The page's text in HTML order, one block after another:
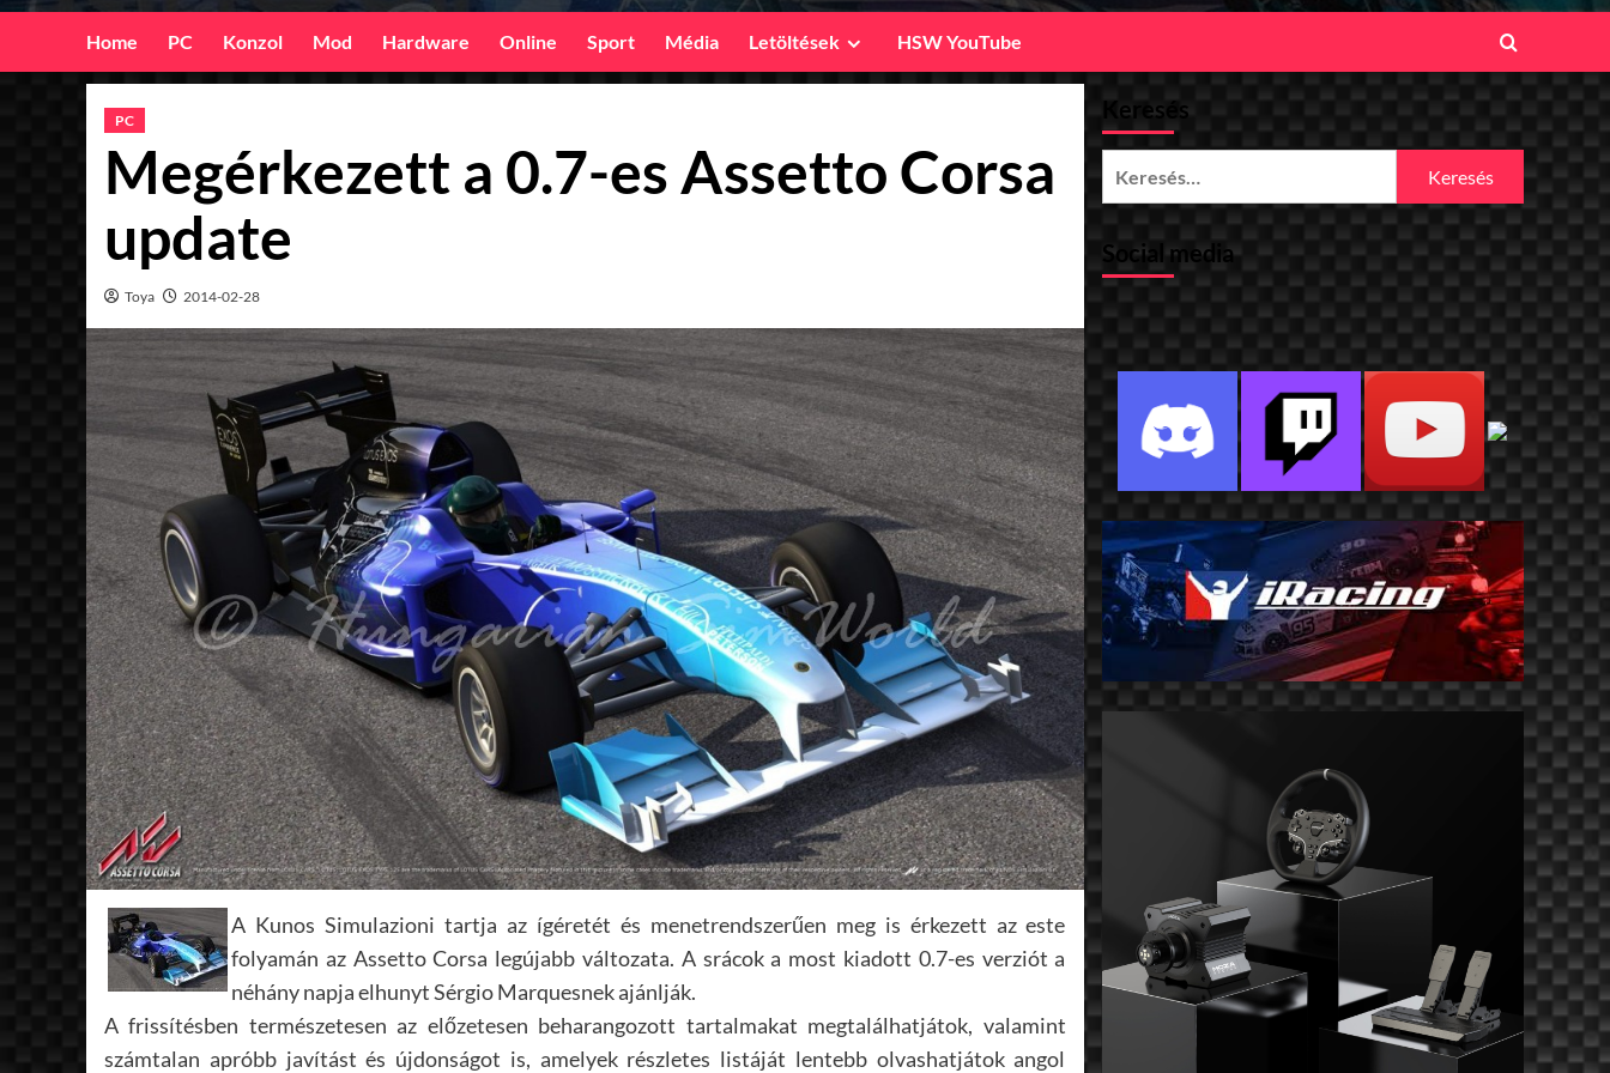
Home PC Konzol Mod Hardware Online Sport Média Letöltések HSW YouTube
PC
Megérkezett a 0.7-es Assetto Corsa
update
Toya 2014-02-28
A Kunos Simulazioni tartja az ígéretét és menetrendszerűen meg is érkezett az este
folyamán az Assetto Corsa legújabb változata. A srácok a most kiadott 0.7-es verziót a
néhány napja elhunyt Sérgio Marquesnek ajánlják.
A frissítésben természetesen az előzetesen beharangozott tartalmakat megtalálhatjátok, valamint
számtalan apróbb javítást és újdonságot is, amelyek részletes listáját lentebb olvashatjátok angol
Keresés
Social media